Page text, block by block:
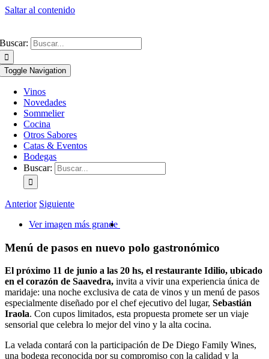
Saltar al contenido
Buscar:
Toggle Navigation
Vinos
Novedades
Sommelier
Cocina
Otros Sabores
Catas & Eventos
Bodegas
Buscar:
Anterior Siguiente
Ver imagen más grande
Menú de pasos en nuevo polo gastronómico
El próximo 11 de junio a las 20 hs, el restaurante Idilio, ubicado
en el corazón de Saavedra, invita a vivir una experiencia única de
maridaje: una noche exclusiva de cata de vinos y un menú de pasos
especialmente diseñado por el chef ejecutivo del lugar, Sebastián
Iraola. Con cupos limitados, esta propuesta promete ser un viaje
sensorial que celebra lo mejor del vino y la alta cocina.
La velada contará con la participación de De Diego Family Wines,
una bodega reconocida por su compromiso con la calidad y la